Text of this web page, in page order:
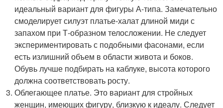
идеальный вариант для фигуры А-типа. Замечательно
смоделирует силуэт платье-халат длиной миди с
запахом при Т-образном телосложении. Не следует
экспериментировать с подобными фасонами, если
есть излишний объем в области живота и боков.
Обувь лучше подбирать на каблуке, высота которого
должна соответствовать росту.
Облегающее платье. Это вариант для стройных
женщин, имеющих фигуру, близкую к идеалу. Следует